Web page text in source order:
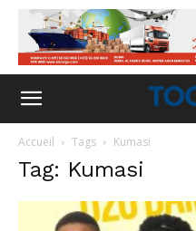
Accueil Tags Kumasi
Tag: Kumasi